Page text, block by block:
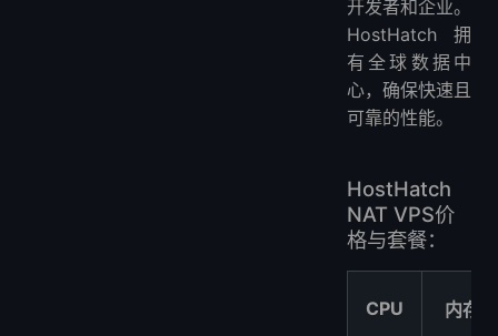
开发者和企业。
HostHatch拥
有全球数据中
心，确保快速且
可靠的性能。
HostHatch
NAT VPS价
格与套餐：
CPU 内存